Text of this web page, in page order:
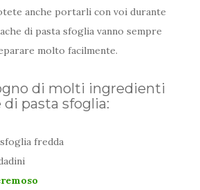
anche portarli con voi durante
di pasta sfoglia vanno sempre
molto facilmente.
di molti ingredienti
pasta sfoglia:
fredda